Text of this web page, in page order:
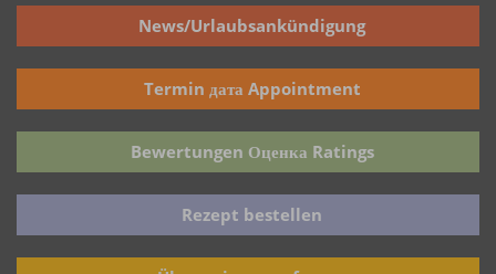
News/Urlaubsankündigung
Termin дата Appointment
Bewertungen Оценка Ratings
Rezept bestellen